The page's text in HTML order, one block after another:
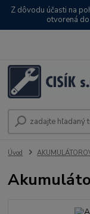
Z dôvodu účasti na
otvorená
Úvod